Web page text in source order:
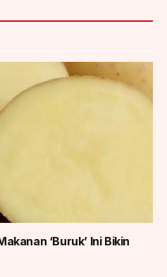
‘Buruk’ Ini Bikin